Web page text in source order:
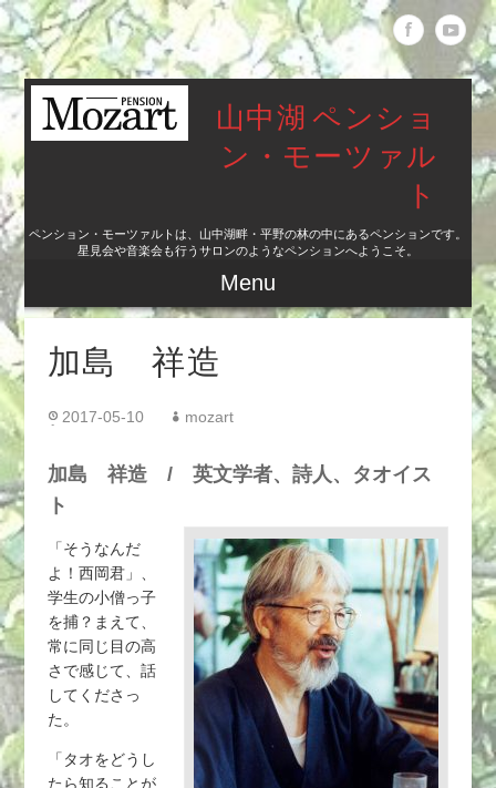
山中湖 ペンショ
ン・モーツァル
ト
ペンション・モーツァルトは、山中湖畔・平野の林の中にあるペンションです。
星見会や音楽会も行うサロンのようなペンションへようこそ。
Menu
加島 祥造
2017-05-10 mozart
加島 祥造 / 英文学者、詩人、タオイス
ト
「そうなんだ
よ！西岡君」、
学生の小僧っ子
を捕？まえて、
常に同じ目の高
さで感じて、話
してくださっ
た。
「タオをどうし
たら知ることが